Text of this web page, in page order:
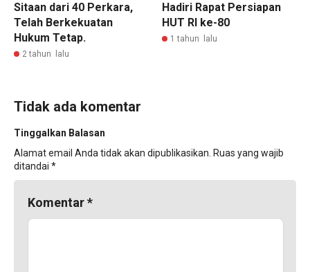
Sitaan dari 40 Perkara,
Telah Berkekuatan
Hukum Tetap.
2 tahun lalu
Hadiri Rapat Persiapan
HUT RI ke-80
1 tahun lalu
Tidak ada komentar
Tinggalkan Balasan
Alamat email Anda tidak akan dipublikasikan. Ruas yang wajib
ditandai *
Komentar*